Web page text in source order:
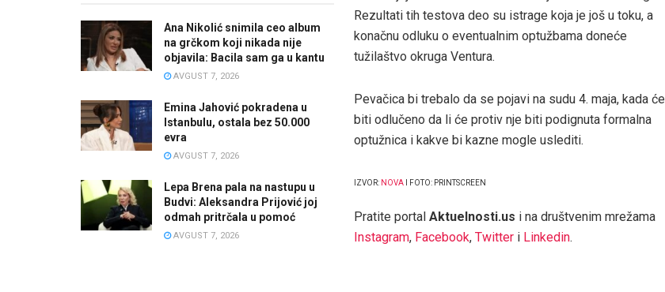
Ana Nikolić snimila ceo album
na grčkom koji nikada nije
objavila: Bacila sam ga u kantu
AVGUST 7, 2026
Emina Jahović pokradena u
Istanbulu, ostala bez 50.000
evra
AVGUST 7, 2026
Lepa Brena pala na nastupu u
Budvi: Aleksandra Prijović joj
odmah pritrčala u pomoć
AVGUST 7, 2026
Rezultati tih testova deo su istrage koja je još u toku, a
konačnu odluku o eventualnim optužbama doneće
tužilaštvo okruga Ventura.
Pevačica bi trebalo da se pojavi na sudu 4. maja, kada će
biti odlučeno da li će protiv nje biti podignuta formalna
optužnica i kakve bi kazne mogle uslediti.
IZVOR: NOVA I FOTO: PRINTSCREEN
Pratite portal Aktuelnosti.us i na društvenim mrežama
Instagram, Facebook, Twitter i Linkedin.